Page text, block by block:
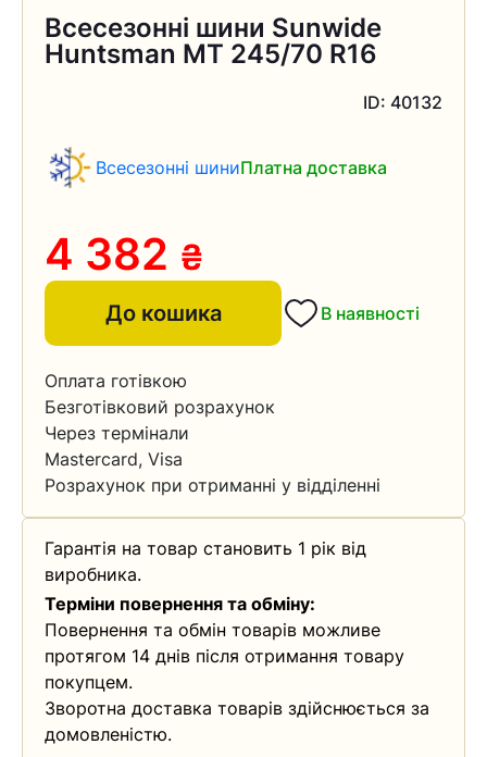
Всесезонні шини Sunwide
Huntsman MT 245/70 R16
ID: 40132
Всесезонні шиниПлатна доставка
4 382 ₴
До кошика В наявності
Оплата готівкою
Безготівковий розрахунок
Через термінали
Mastercard, Visa
Розрахунок при отриманні у відділенні
Гарантія на товар становить 1 рік від
виробника.
Терміни повернення та обміну:
Повернення та обмін товарів можливе
протягом 14 днів після отримання товару
покупцем.
Зворотна доставка товарів здійснюється за
домовленістю.